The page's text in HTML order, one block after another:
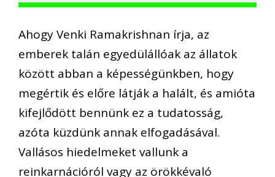
Ahogy Venki Ramakrishnan írja, az
emberek talán egyedülállóak az állatok
között abban a képességünkben, hogy
megértik és előre látják a halált, és amióta
kifejlődött bennünk ez a tudatosság,
azóta küzdünk annak elfogadásával.
Vallásos hiedelmeket vallunk a
reinkarnációról vagy az örökkévaló